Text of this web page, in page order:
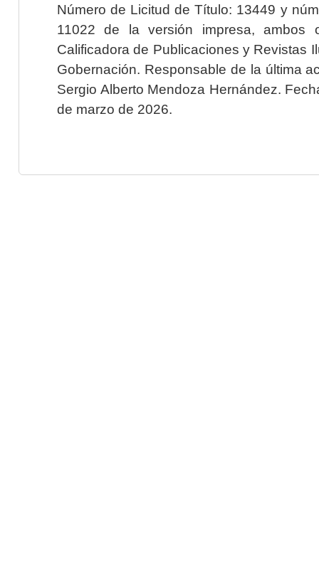
Número de Licitud de Título: 13449 y
11022 de la versión impresa, ambos
Calificadora de Publicaciones y Revistas
Gobernación. Responsable de la última
Sergio Alberto Mendoza Hernández.
de marzo de 2026.